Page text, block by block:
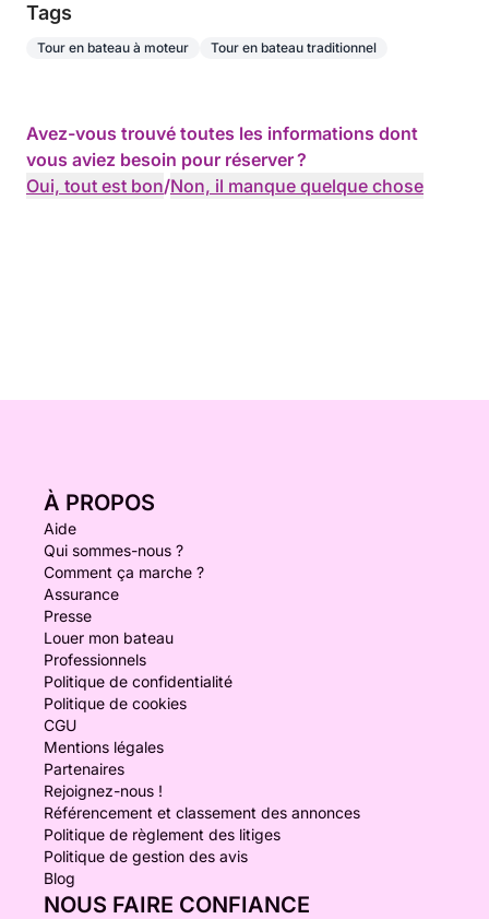
Tags
Tour en bateau à moteur Tour en bateau traditionnel
Avez-vous trouvé toutes les informations dont
vous aviez besoin pour réserver ?
Oui, tout est bon/Non, il manque quelque chose
À PROPOS
Aide
Qui sommes-nous ?
Comment ça marche ?
Assurance
Presse
Louer mon bateau
Professionnels
Politique de confidentialité
Politique de cookies
CGU
Mentions légales
Partenaires
Rejoignez-nous !
Référencement et classement des annonces
Politique de règlement des litiges
Politique de gestion des avis
Blog
NOUS FAIRE CONFIANCE